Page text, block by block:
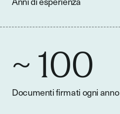
~ 100
Documenti firmati ogni anno